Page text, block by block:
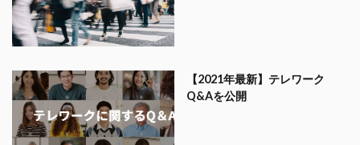
【2021年最新】テレワーク
Q&Aを公開